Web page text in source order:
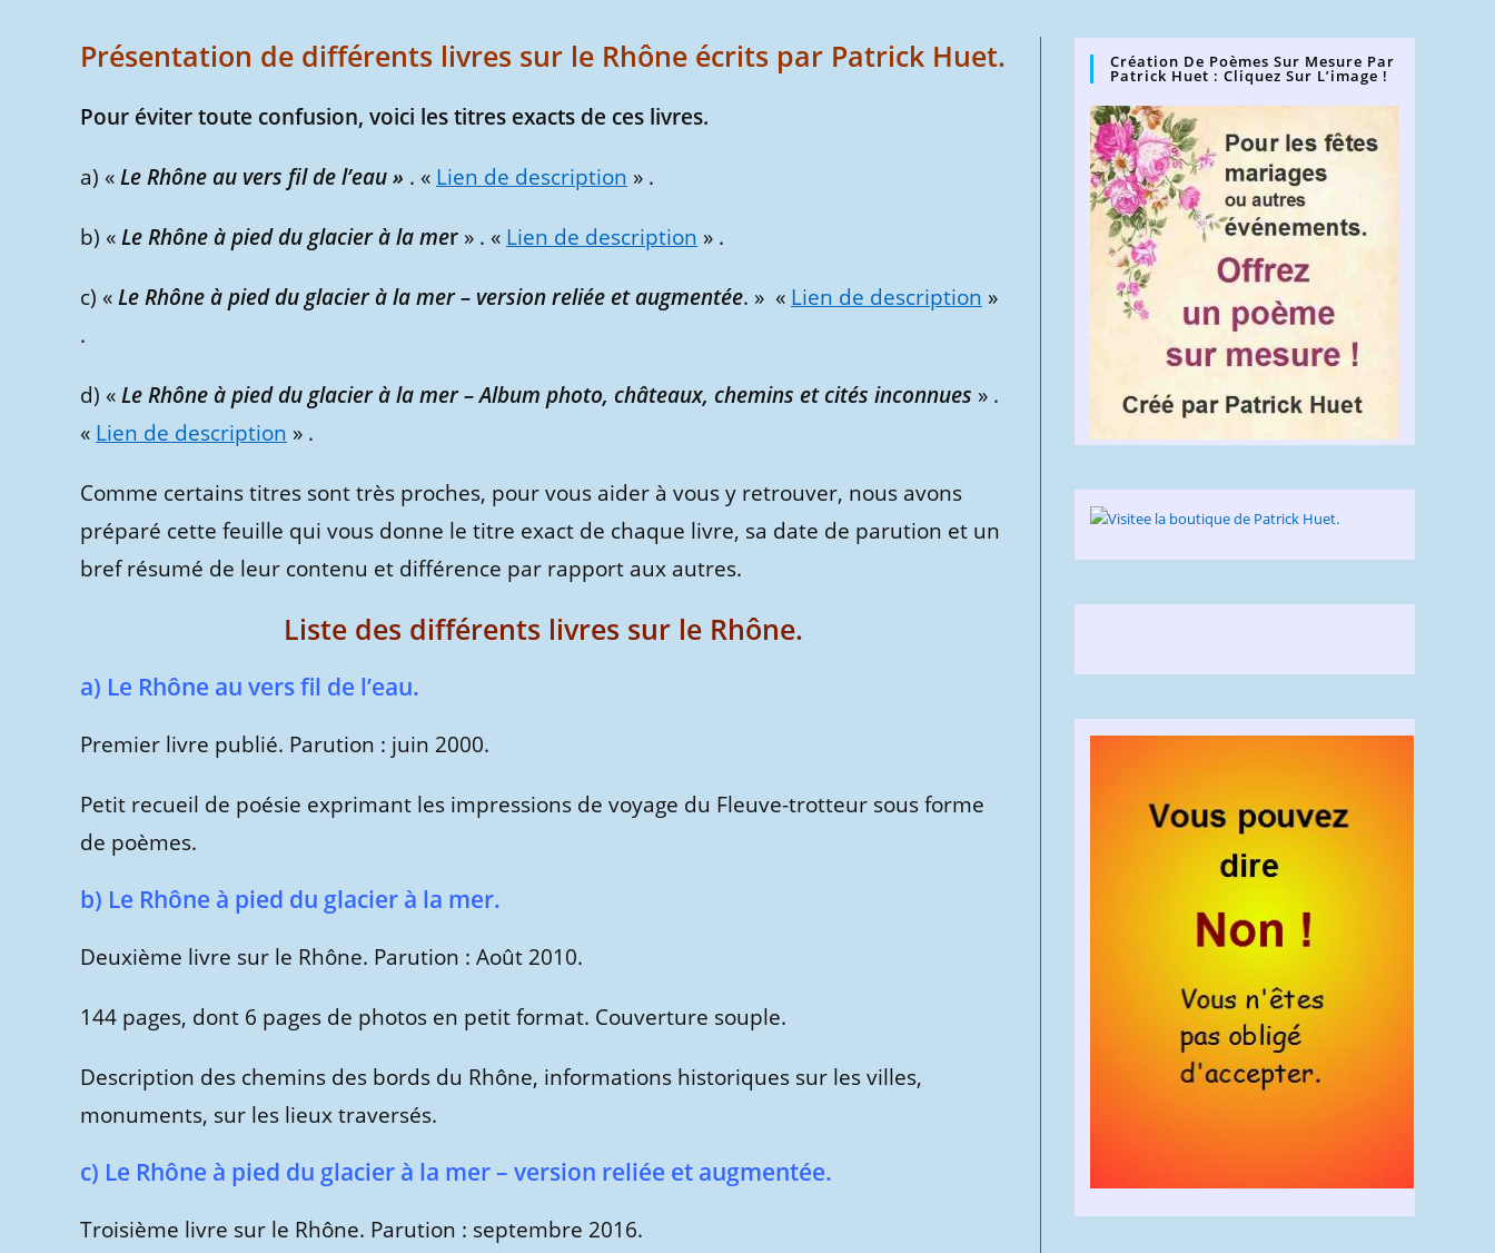
Présentation de différents livres sur le Rhône écrits par Patrick Huet.
Pour éviter toute confusion, voici les titres exacts de ces livres.
a) «Le Rhône au vers fil de l’eau » . « Lien de description » .
b) «Le Rhône à pied du glacier à la mer » . « Lien de description » .
c) «Le Rhône à pied du glacier à la mer – version reliée et augmentée. » « Lien de description »
.
d) «Le Rhône à pied du glacier à la mer – Album photo, châteaux, chemins et cités inconnues » .
« Lien de description » .
Comme certains titres sont très proches, pour vous aider à vous y retrouver, nous avons
préparé cette feuille qui vous donne le titre exact de chaque livre, sa date de parution et un
bref résumé de leur contenu et différence par rapport aux autres.
Liste des différents livres sur le Rhône.
a) Le Rhône au vers fil de l’eau.
Premier livre publié. Parution : juin 2000.
Petit recueil de poésie exprimant les impressions de voyage du Fleuve-trotteur sous forme
de poèmes.
b) Le Rhône à pied du glacier à la mer.
Deuxième livre sur le Rhône. Parution : Août 2010.
144 pages, dont 6 pages de photos en petit format. Couverture souple.
Description des chemins des bords du Rhône, informations historiques sur les villes,
monuments, sur les lieux traversés.
c) Le Rhône à pied du glacier à la mer – version reliée et augmentée.
Troisième livre sur le Rhône. Parution : septembre 2016.
Création De Poèmes Sur Mesure Par
Patrick Huet : Cliquez Sur L’image !